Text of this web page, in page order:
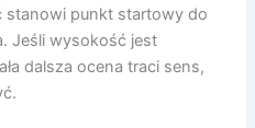
stanowi punkt startowy do
Jeśli wysokość jest
dalsza ocena traci sens,